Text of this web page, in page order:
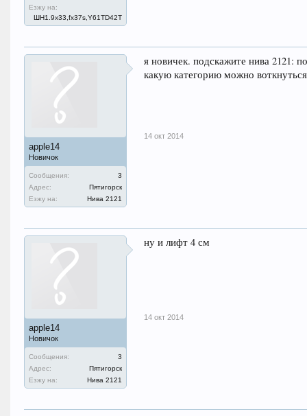
Езжу на:
ШН1.9x33,fx37s,Y61TD42T
apple14
Новичок
Сообщения:
3
Адрес:
Пятигорск
Езжу на:
Нива 2121
я новичек. подскажите нива 2121:
какую категорию можно
14 окт 2014
apple14
Новичок
Сообщения:
3
Адрес:
Пятигорск
Езжу на:
Нива 2121
ну и лифт 4 см
14 окт 2014